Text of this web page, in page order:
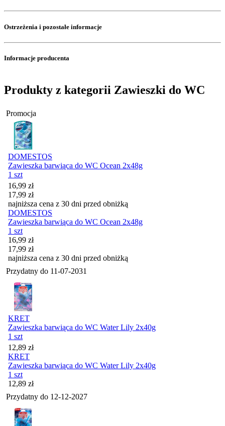
Ostrzeżenia i pozostałe informacje
Informacje producenta
Produkty z kategorii Zawieszki do WC
Promocja
DOMESTOS
Zawieszka barwiąca do WC Ocean 2x48g
1 szt
Cena promocyjna
16,99 zł
17,99 zł
najniższa cena z 30 dni przed obniżką
DOMESTOS
Zawieszka barwiąca do WC Ocean 2x48g
1 szt
Cena promocyjna
16,99 zł
17,99 zł
najniższa cena z 30 dni przed obniżką
Przydatny do 11-07-2031
KRET
Zawieszka barwiąca do WC Water Lily 2x40g
1 szt
Cena
12,89 zł
KRET
Zawieszka barwiąca do WC Water Lily 2x40g
1 szt
Cena
12,89 zł
Przydatny do 12-12-2027